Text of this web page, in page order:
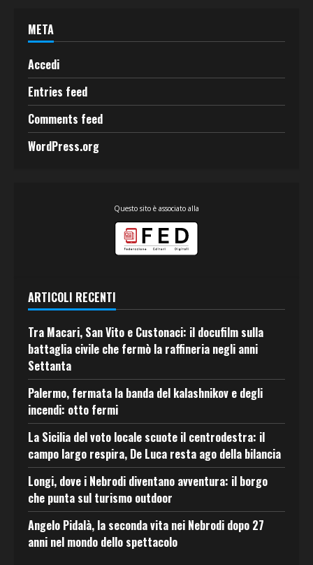
META
Accedi
Entries feed
Comments feed
WordPress.org
Questo sito è associato alla
ARTICOLI RECENTI
Tra Macari, San Vito e Custonaci: il docufilm sulla
battaglia civile che fermò la raffineria negli anni
Settanta
Palermo, fermata la banda del kalashnikov e degli
incendi: otto fermi
La Sicilia del voto locale scuote il centrodestra: il
campo largo respira, De Luca resta ago della bilancia
Longi, dove i Nebrodi diventano avventura: il borgo
che punta sul turismo outdoor
Angelo Pidalà, la seconda vita nei Nebrodi dopo 27
anni nel mondo dello spettacolo